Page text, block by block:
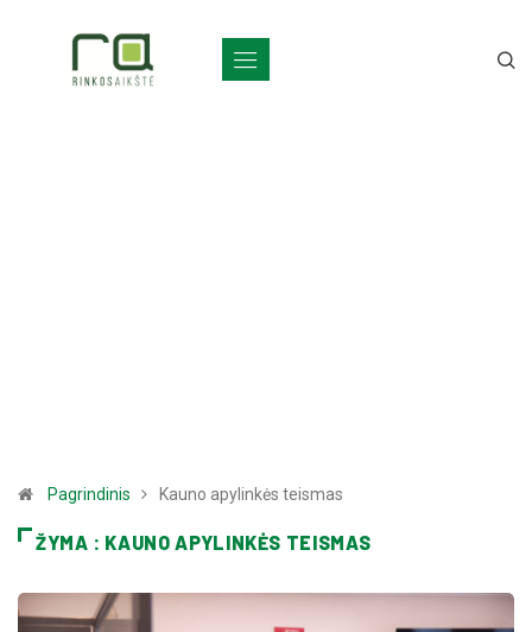
Pagrindinis Kauno apylinkės teismas
ŽYMA : KAUNO APYLINKĖS TEISMAS